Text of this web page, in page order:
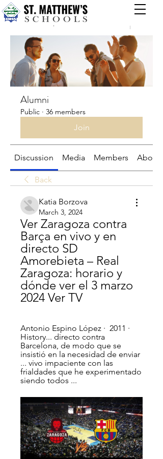
Groups
Alumni
Public · 36 members
Join
Discussion Media Members About
Back
Katia Borzova
March 3, 2024
Ver Zaragoza contra
Barça en vivo y en
directo SD
Amorebieta – Real
Zaragoza: horario y
dónde ver el 3 marzo
2024 Ver TV
Antonio Espino López ·  2011 · ‎
History... directo contra
Barcelona, de modo que se
insistió en la necesidad de enviar
... vivo impaciente con las
frialdades que he experimentado
siendo todos ...